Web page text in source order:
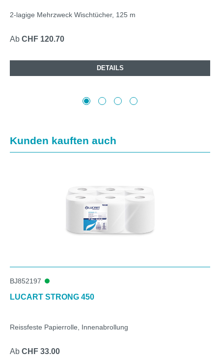
2-lagige Mehrzweck Wischtücher, 125 m
Ab CHF 120.70
DETAILS
Produktgalerie überspringen
Kunden kauften auch
BJ852197
LUCART STRONG 450
Reissfeste Papierrolle, Innenabrollung
Ab CHF 33.00